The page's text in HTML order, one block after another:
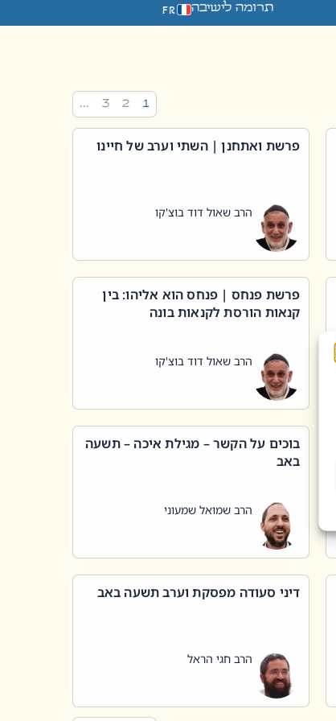
תרומה לישיבה FR
1
2
3
…
פרשת ואתחנן | השתי וערב של חיינו
הרב שאול דוד בוצ'קו
פרשת פנחס | פנחס הוא אליהו: בין
קנאות הורסת לקנאות בונה
הרב שאול דוד בוצ'קו
בוכים על הקשר – מגילת איכה – תשעה
באב
הרב שמואל שמעוני
דיני סעודה מפסקת וערב תשעה באב
הרב חגי הראל